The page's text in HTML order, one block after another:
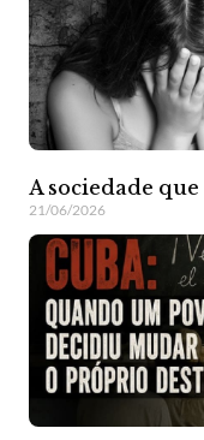
A sociedade
21/06/2026